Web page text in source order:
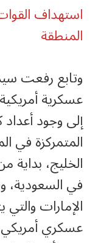
استهداف
المنطقة
وتابع رفعت
عسكرية
إلى وجود أعداد
الخليج، بداية
في السعودية،
عسكري